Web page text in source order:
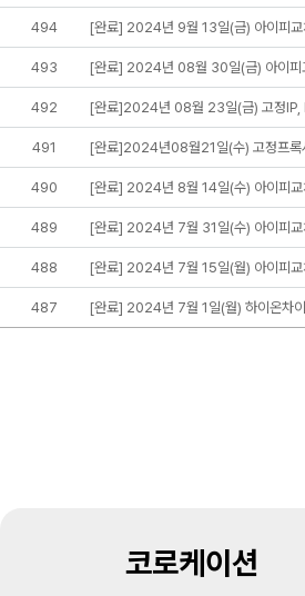
494 [완료] 2024년 9월 13일(금) 아이피
493 [완료] 2024년 08월 30일(금) 아이피
492 [완료]2024년 08월 23일(금) 고정IP,
491 [완료]2024년08월21일(수) 고정프록
490 [완료] 2024년 8월 14일(수) 아이피
489 [완료] 2024년 7월 31일(수) 아이피
488 [완료] 2024년 7월 15일(월) 아이피
487 [완료] 2024년 7월 1일(월) 하이온차
코로케이션